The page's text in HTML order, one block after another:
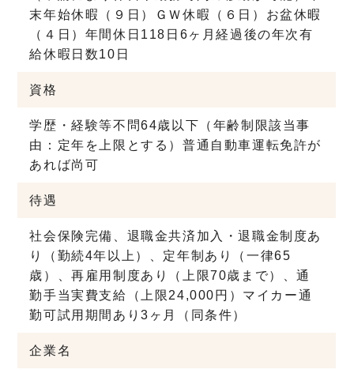
末年始休暇（９日）ＧＷ休暇（６日）お盆休暇
（４日） 年間休日118日 6ヶ月経過後の年次有
給休暇日数10日
資格
学歴・経験等不問64歳以下（年齢制限該当事
由：定年を上限とする）普通自動車運転免許が
あれば尚可
待遇
社会保険完備、退職金共済加入・退職金制度あ
り（勤続4年以上）、定年制あり（一律65
歳）、再雇用制度あり（上限70歳まで）、通
勤手当実費支給（上限24,000円） マイカー通
勤可試用期間あり3ヶ月（同条件）
企業名